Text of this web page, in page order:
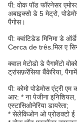
पी: वोक पॉड फॉरनेसर
अबाइक्सो डे 5 मेट्रो,
पैगोस।
पी: क्वांटिडेड मिनिमा डे
Cerca de três.मिल ए
क्वाल मेटोडो डे पैगामेंटो
ट्रांसफ़रेंसिया बैंकेरिया,
पी: कोमो पोडेमोस एंट्री एम
आर: * ना पेजीना इनिशियल,
एस्टासिओनेरिया डायरेता;
* सेलेकिओन ओ प्रोडक्टो ई